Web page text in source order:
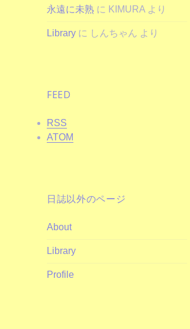
永遠に未熟 に KIMURA より
Library に しんちゃん より
FEED
RSS
ATOM
日誌以外のページ
About
Library
Profile